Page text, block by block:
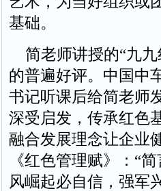
基础。
简老师讲授的“九九
的普遍好评。中国中
书记听课后给简老师
深受启发，传承红色
融合发展理念让企业
《红色管理赋》：“
风崛起必自信，强军